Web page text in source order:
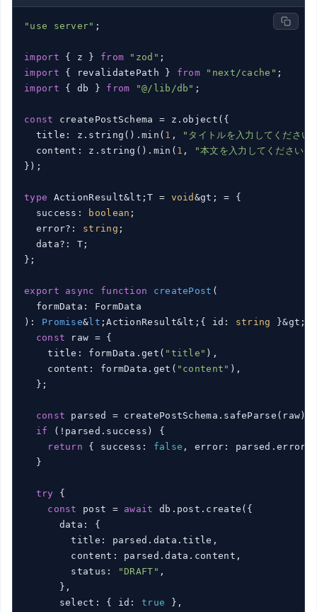
"use server" ;
import { z } from "zod"
import { revalidatePath } from "next/cache"
import { db } from "@/lib/db" ;
const createPostSchema = z.object({
  title: z.string().min(
1 , "タイトルを入力してください"
  content: z.string().min(
1 , "本文を入力してください"
});
type ActionResult&lt;T = void &gt; = {
  success:
boolean ;
  error?:
string ;
  data?: T;
};
export async function createPost (
): Promise& lt ;ActionResult&lt;{ id: string
const raw = {
    title: formData.get(
"title" ),
    content: formData.get(
"content" ),
  };
const parsed = createPostSchema.safeParse(raw);
if (!parsed.success) {
return { success: false , error:
  }
try
{
const
post = await
db.post.create({
      data: {
        title: parsed.data.title,
        content: parsed.data.content,
        status:
"DRAFT" ,
      },
      select: { id:
true },